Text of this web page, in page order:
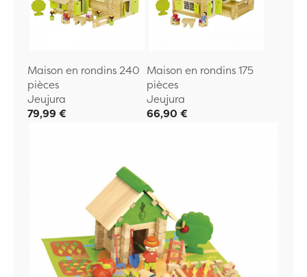
Maison en rondins 240
pièces
Jeujura
79,99 €
Maison en rondins 175
pièces
Jeujura
66,90 €